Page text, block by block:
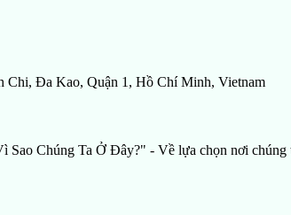
Chi, Đa Kao, Quận 1, Hồ Chí Minh, Vietnam
Sao Chúng Ta Ở Đây?" - Về lựa chọn nơi